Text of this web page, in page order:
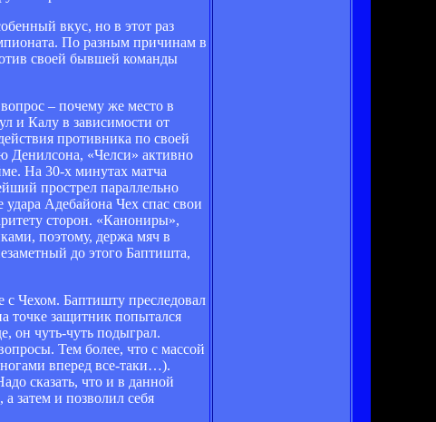
вкус, но в этот раз
По разным причинам в
своей бывшей команды
– почему же место в
и Калу в зависимости от
противника по своей
Денилсона, «Челси» активно
На 30-х минутах матча
прострел параллельно
Адебайона Чех спас свои
сторон. «Канониры»,
поэтому, держа мяч в
до этого Баптишта,
с Чехом. Баптишту преследовал
точке защитник попытался
он чуть-чуть подыграл.
Тем более, что с массой
вперед все-таки…).
сказать, что и в данной
затем и позволил себя